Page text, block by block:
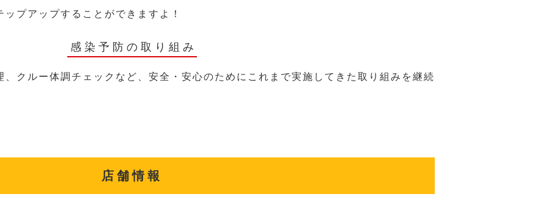
プアップすることができますよ！
感染予防の取り組み
クルー体調チェックなど、安全・安心のためにこれまで実施してきた取り組みを継続
店舗情報